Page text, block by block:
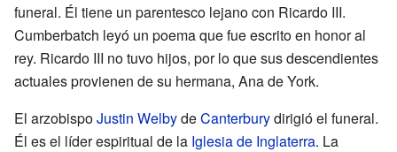
funeral. Él tiene un parentesco lejano con Ricardo III.
Cumberbatch leyó un poema que fue escrito en honor al
rey. Ricardo III no tuvo hijos, por lo que sus descendientes
actuales provienen de su hermana, Ana de York.
El arzobispoJustin WelbydeCanterburydirigió el funeral.
Él es el líder espiritual de la Iglesia de Inglaterra. La